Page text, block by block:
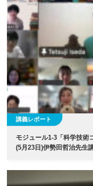
ー
シ
ョ
ン
講義レポート
モジュール1-3「科学技術
(5月23日)伊勢⽥哲治先生